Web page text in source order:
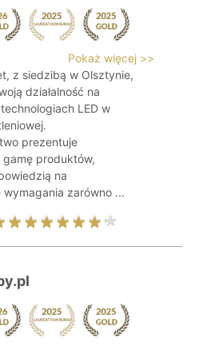
Pokaż więcej >>
z siedzibą w Olsztynie,
działalność na
LED w
prezentuje
produktów,
na
wymagania zarówno ...